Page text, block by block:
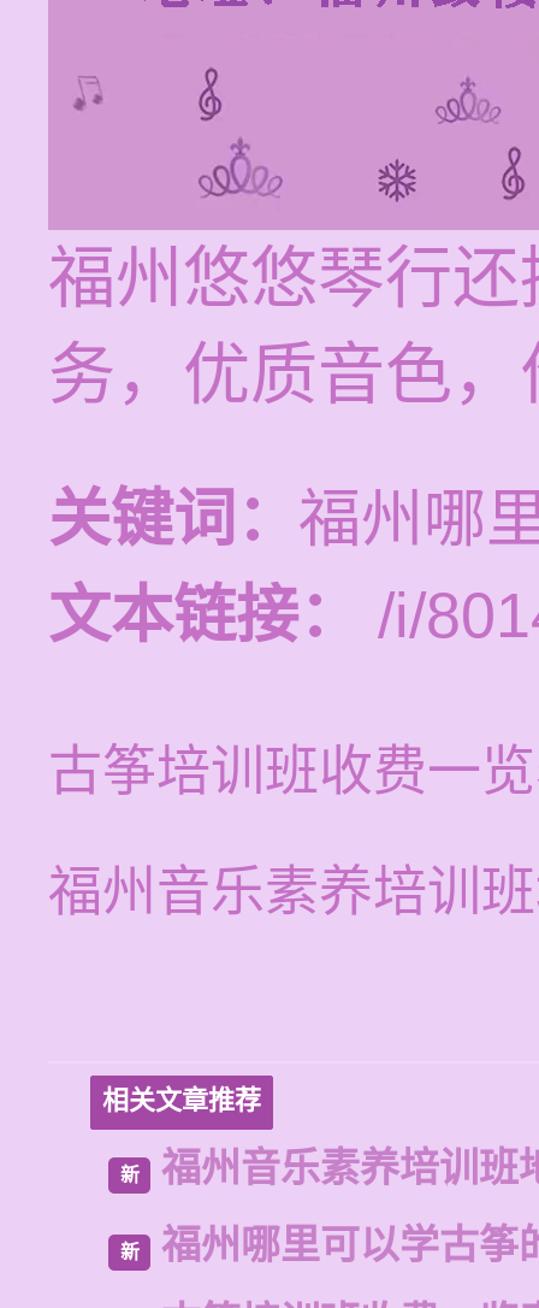
福州悠悠琴行
务，优质音色
关键词： 福州哪
文本链接：
/i/
古筝培训班收费一
福州音乐素养培训
相关文章推荐
新 福州音乐素养培训班
新
福州哪里可以学古筝